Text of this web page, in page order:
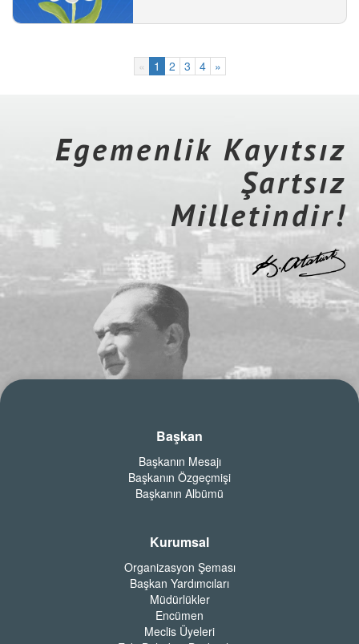
« 1 2 3 4 »
Egemenlik Kayıtsız
Şartsız
Milletindir!
Başkan
Başkanın Mesajı
Başkanın Özgeçmişi
Başkanın Albümü
Kurumsal
Organizasyon Şeması
Başkan Yardımcıları
Müdürlükler
Encümen
Meclis Üyeleri